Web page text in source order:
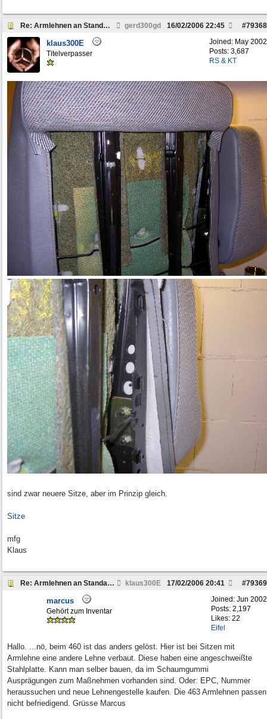
Re: Armlehnen an Standardsitze ? gerd300gd #79368
16/02/2006 22:45
Joined: May 2002
Posts: 3,687
RS & KT
klaus300E
Titelverpasser
sind zwar neuere Sitze, aber im Prinzip gleich.
Sitze
mfg
Klaus
Re: Armlehnen an Standardsitze ? klaus300E #79369
17/02/2006 20:41
Joined: Jun 2002
Posts: 2,197
Likes: 22
Eifel
marcus
Gehört zum Inventar
Hallo. ...nö, beim 460 ist das anders gelöst. Hier ist bei Sitzen mit
Armlehne eine andere Lehne verbaut. Diese haben eine angeschweißte
Stahlplatte. Kann man selber bauen, da im Schaumgummi
Ausprägungen zum Maßnehmen vorhanden sind. Oder: EPC, Nummer
heraussuchen und neue Lehnengestelle kaufen. Die 463 Armlehnen passen
nicht befriedigend. Grüsse Marcus